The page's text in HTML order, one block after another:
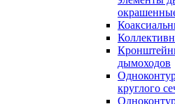
дымоходов
круглого